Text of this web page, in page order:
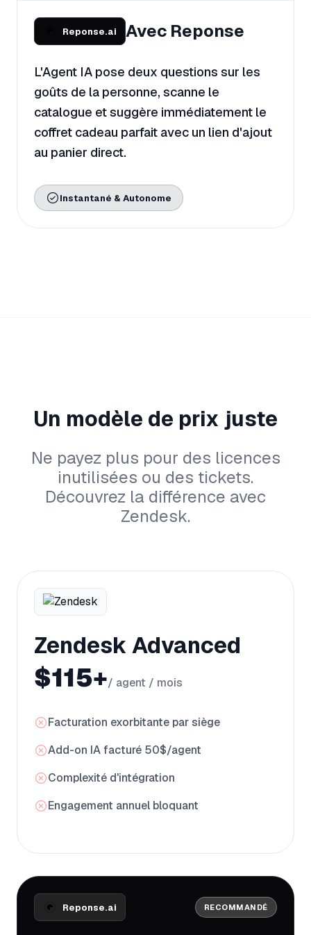
Reponse.ai Avec Reponse
L'Agent IA pose deux questions sur les
goûts de la personne, scanne le
catalogue et suggère immédiatement le
coffret cadeau parfait avec un lien d'ajout
au panier direct.
Instantané & Autonome
Un modèle de prix juste
Ne payez plus pour des licences
inutilisées ou des tickets.
Découvrez la différence avec
Zendesk.
Zendesk Advanced
$115+/ agent / mois
Facturation exorbitante par siège
Add-on IA facturé 50$/agent
Complexité d'intégration
Engagement annuel bloquant
Reponse.ai RECOMMANDÉ